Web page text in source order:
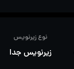
نوع زیرنویس
زیرنویس جدا